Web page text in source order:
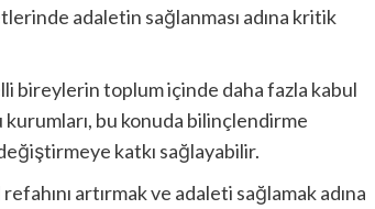
adaletin sağlanması adına kritik
bireylerin toplum içinde daha fazla kabul
bu konuda bilinçlendirme
katkı sağlayabilir.
artırmak ve adaleti sağlamak adına